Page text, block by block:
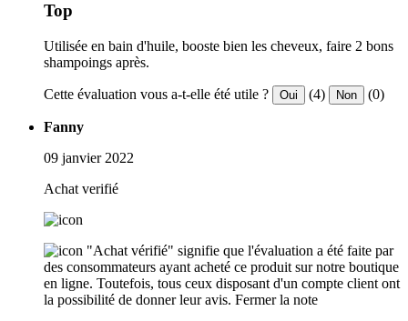
Top
Utilisée en bain d'huile, booste bien les cheveux, faire 2 bons
shampoings après.
Cette évaluation vous a-t-elle été utile ? Oui (4) Non (0)
Fanny
09 janvier 2022
Achat verifié
"Achat vérifié" signifie que l'évaluation a été faite par
des consommateurs ayant acheté ce produit sur notre boutique
en ligne. Toutefois, tous ceux disposant d'un compte client ont
la possibilité de donner leur avis. Fermer la note